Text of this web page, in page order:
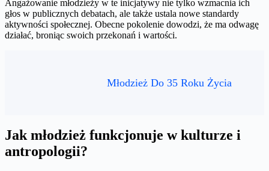
Angażowanie młodzieży w te inicjatywy nie tylko wzmacnia ich
głos w publicznych debatach, ale także ustala nowe standardy
aktywności społecznej. Obecne pokolenie dowodzi, że ma odwagę
działać, broniąc swoich przekonań i wartości.
Młodzież Do 35 Roku Życia
Jak młodzież funkcjonuje w kulturze i
antropologii?